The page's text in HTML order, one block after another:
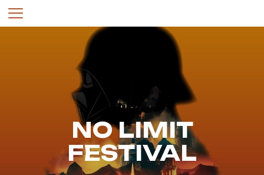
NO LIMIT
FESTIVAL